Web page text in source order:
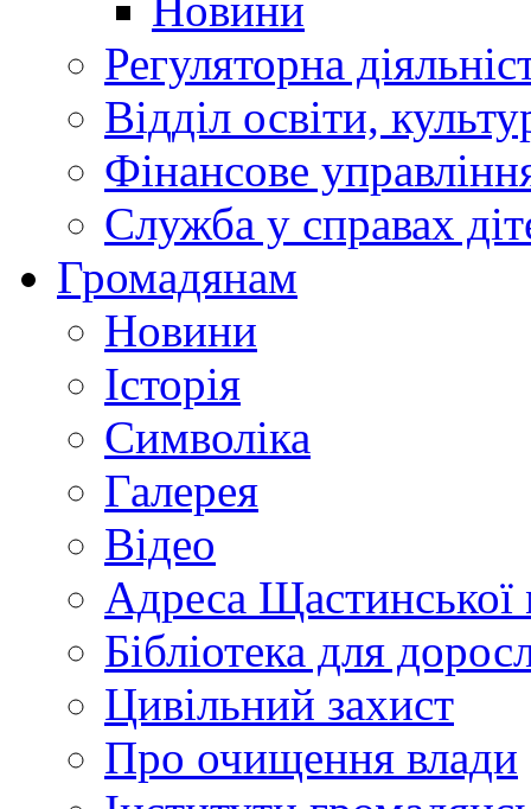
Регуляторна
Відділ освіти,
Фінансове
Служба у справах
Громадянам
Новини
Історія
Символіка
Галерея
Відео
Адреса Щастинської
Бібліотека для
Цивільний захист
Про очищення влади